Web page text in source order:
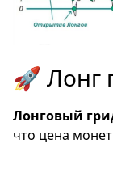
🚀 Лонг
Лонговый
что цена